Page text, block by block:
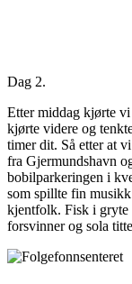
Dag 2.
Etter middag kjørte
kjørte videre og
timer dit. Så etter at
fra Gjermundshavn
bobilparkeringen i
som spillte fin
kjentfolk. Fisk i gryte
forsvinner og sola